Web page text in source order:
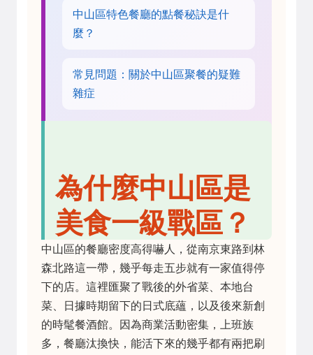
中山區特色餐廳的點餐秘訣是什
麼？
常見問題：關於中山區聚餐的疑難
雜症
為什麼中山區是
美食一級戰區？
中山區的餐廳密度高得嚇人，從南京東路到林
森北路這一帶，幾乎每走五步就有一家值得停
下的店。這裡匯聚了戰後的外省菜、本地台
菜、日據時期留下的日式底蘊，以及後來新創
的時髦餐酒館。因為商業活動密集，上班族
多，餐廳汰換快，能活下來的幾乎都有兩把刷